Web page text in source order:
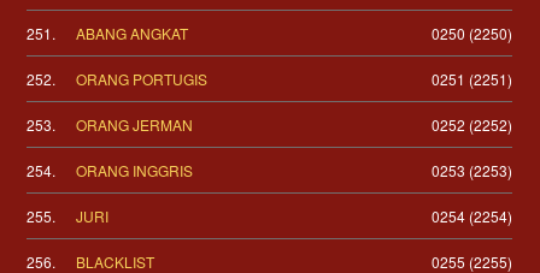
251. ABANG ANGKAT 0250 (2250)
252. ORANG PORTUGIS 0251 (2251)
253. ORANG JERMAN 0252 (2252)
254. ORANG INGGRIS 0253 (2253)
255. JURI 0254 (2254)
256. BLACKLIST 0255 (2255)